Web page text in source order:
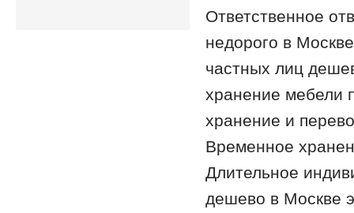
Ответственное
недорого в
частных лиц
хранение мебели
хранение и
Временное
Длительное
дешево в Москве